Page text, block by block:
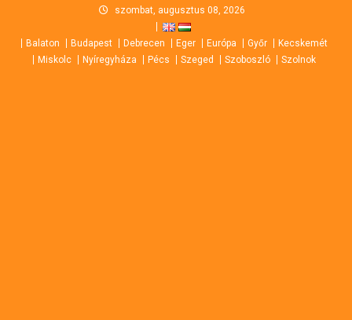
content
szombat, augusztus 08, 2026
Balaton Budapest Debrecen Eger Európa Győr
Kecskemét
Miskolc
Nyíregyháza Pécs Szeged Szoboszló Szolnok